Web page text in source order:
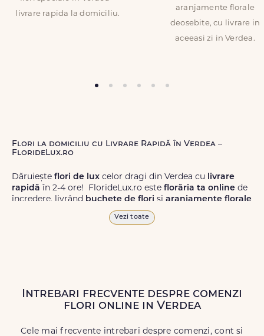
livrare rapida la domiciliu.
aranjamente florale
deosebite, cu livrare in
aceeasi zi in Verdea.
Flori la domiciliu cu Livrare Rapidă în Verdea –
FlorideLux.ro
Dăruiește flori de lux celor dragi din Verdea cu livrare
rapidă în 2-4 ore! FlorideLux.ro este florăria ta online de
încredere, livrând buchete de flori și aranjamente florale
de calitate superioară în Verdea și în toată România.
Livrăm buchete de florichiar și în weekend, pentru ca tu
să poți adresa un gest frumos atunci când ai nevoie.
Vezi toate
Intrebari frecvente despre comenzi
flori online in Verdea
Cele mai frecvente intrebari despre comenzi, cont si